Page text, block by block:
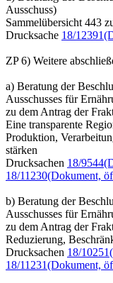
Ausschuss)
Sammelübersicht 443
Drucksache 18/12391
ZP 6) Weitere
a) Beratung der
Ausschusses für
zu dem Antrag der
Eine transparente
Produktion,
stärken
Drucksachen 18/9544
18/11230(Dokument,
b) Beratung der
Ausschusses für
zu dem Antrag der
Reduzierung,
Drucksachen 18/10251
18/11231(Dokument,